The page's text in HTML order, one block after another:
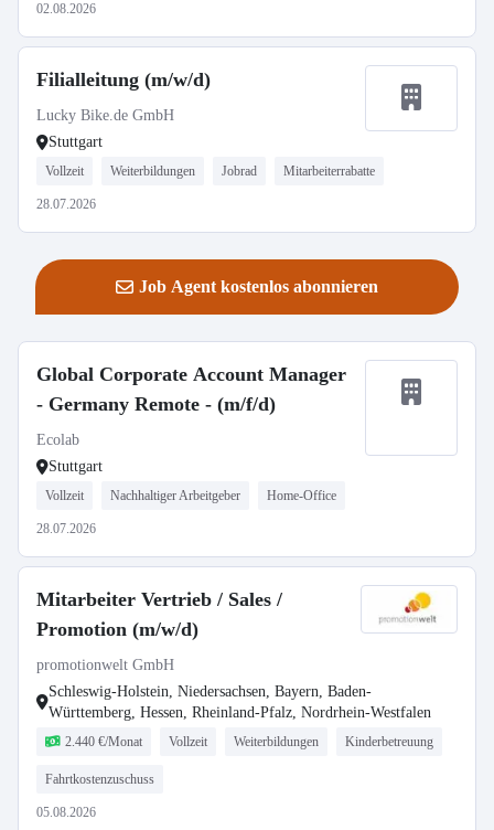
02.08.2026
Filialleitung (m/w/d)
Lucky Bike.de GmbH
Stuttgart
Vollzeit Weiterbildungen Jobrad Mitarbeiterrabatte
28.07.2026
Job Agent kostenlos abonnieren
Global Corporate Account Manager
- Germany Remote - (m/f/d)
Ecolab
Stuttgart
Vollzeit Nachhaltiger Arbeitgeber Home-Office
28.07.2026
Mitarbeiter Vertrieb / Sales /
Promotion (m/w/d)
promotionwelt GmbH
Schleswig-Holstein, Niedersachsen, Bayern, Baden-
Württemberg, Hessen, Rheinland-Pfalz, Nordrhein-Westfalen
2.440 €/Monat Vollzeit Weiterbildungen Kinderbetreuung
Fahrtkostenzuschuss
05.08.2026